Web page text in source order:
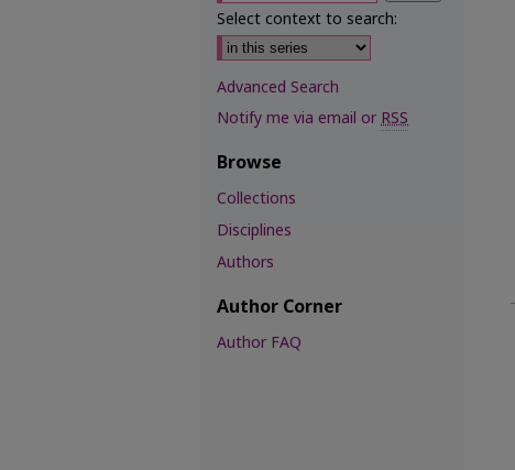
Select context to search:
Advanced Search
Notify me via email orRSS
Browse
Collections
Disciplines
Authors
Author Corner
Author FAQ